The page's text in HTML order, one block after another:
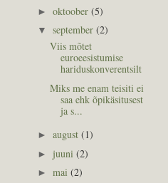
► oktoober (5)
▼ september (2)
Viis mõtet
euroeesistumise
hariduskonverentsilt
Miks me enam teisiti ei
saa ehk õpikäsitusest
ja s...
► august (1)
► juuni (2)
► mai (2)